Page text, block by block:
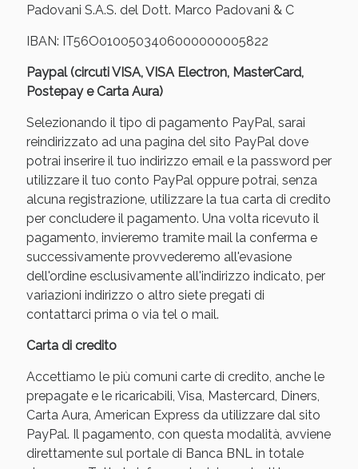
Padovani S.A.S. del Dott. Marco Padovani & C
IBAN: IT56O0100503406000000005822
Paypal (circuti VISA, VISA Electron, MasterCard,
Postepay e Carta Aura)
Selezionando il tipo di pagamento PayPal, sarai
reindirizzato ad una pagina del sito PayPal dove
potrai inserire il tuo indirizzo email e la password per
utilizzare il tuo conto PayPal oppure potrai, senza
alcuna registrazione, utilizzare la tua carta di credito
per concludere il pagamento. Una volta ricevuto il
pagamento, invieremo tramite mail la conferma e
successivamente provvederemo all'evasione
dell'ordine esclusivamente all'indirizzo indicato, per
variazioni indirizzo o altro siete pregati di
contattarci prima o via tel o mail.
Carta di credito
Accettiamo le più comuni carte di credito, anche le
prepagate e le ricaricabili, Visa, Mastercard, Diners,
Carta Aura, American Express da utilizzare dal sito
PayPal. Il pagamento, con questa modalità, avviene
direttamente sul portale di Banca BNL in totale
Vie Urinarie e Prostata: Sconti fino al 45% oggi!
Benessere Intestinale: Sconto fino al 55% valido